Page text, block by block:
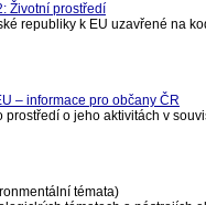
Životní prostředí
republiky k EU uzavřené na
– informace pro občany ČR
prostředí o jeho aktivitách v
témata)